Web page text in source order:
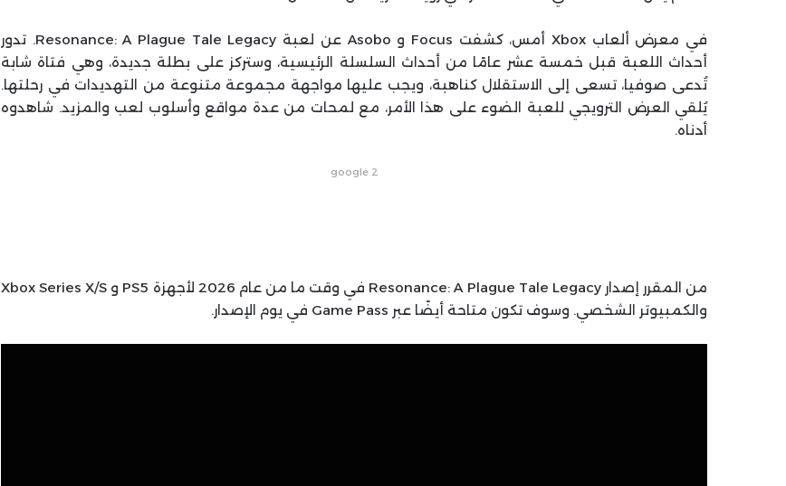
في معرض ألعاب Xbox أمس، كشفت Focus و Asobo عن لعبة Resonance: A Plague Tale Legacy. تدور
أحداث اللعبة قبل خمسة عشر عامًا من أحداث السلسلة الرئيسية، وستركز على بطلة جديدة، وهي فتاة شابة
تُدعى صوفيا، تسعى إلى الاستقلال كناهبة، ويجب عليها مواجهة مجموعة متنوعة من التهديدات في رحلتها.
يُلقي العرض الترويجي للعبة الضوء على هذا الأمر، مع لمحات من عدة مواقع وأسلوب لعب والمزيد. شاهدوه
أدناه.
google 2
من المقرر إصدار Resonance: A Plague Tale Legacy في وقت ما من عام 2026 لأجهزة PS5 و Xbox Series X/S
والكمبيوتر الشخصي. وسوف تكون متاحة أيضًا عبر Game Pass في يوم الإصدار.